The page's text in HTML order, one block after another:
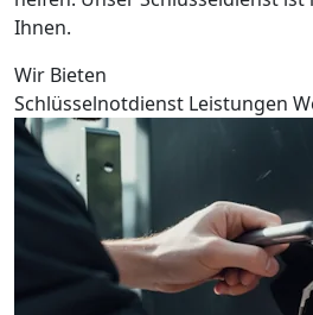
Ihnen.
Wir Bieten
Schlüsselnotdienst Leistungen